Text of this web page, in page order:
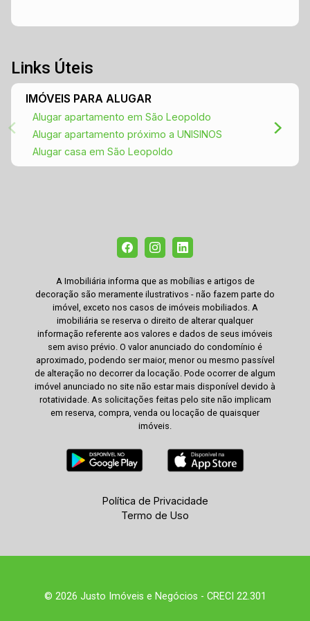
Links Úteis
IMÓVEIS PARA ALUGAR
Alugar apartamento em São Leopoldo
Alugar apartamento próximo a UNISINOS
Alugar casa em São Leopoldo
A Imobiliária informa que as mobílias e artigos de
decoração são meramente ilustrativos - não fazem parte do
imóvel, exceto nos casos de imóveis mobiliados. A
imobiliária se reserva o direito de alterar qualquer
informação referente aos valores e dados de seus imóveis
sem aviso prévio. O valor anunciado do condomínio é
aproximado, podendo ser maior, menor ou mesmo passível
de alteração no decorrer da locação. Pode ocorrer de algum
imóvel anunciado no site não estar mais disponível devido à
rotatividade. As solicitações feitas pelo site não implicam
em reserva, compra, venda ou locação de quaisquer
imóveis.
Política de Privacidade
Termo de Uso
© 2026 Justo Imóveis e Negócios - CRECI 22.301